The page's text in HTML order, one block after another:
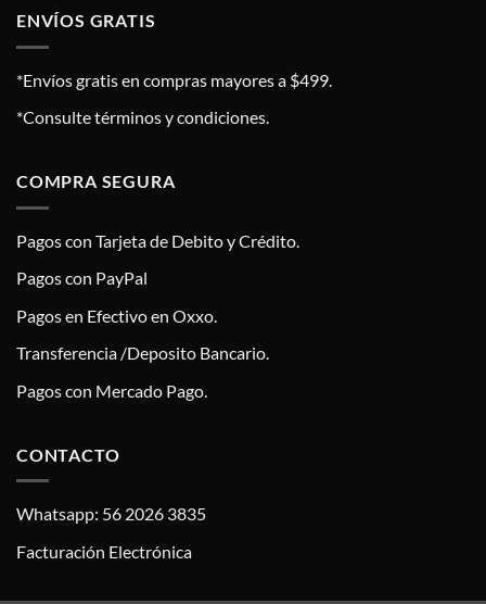
ENVÍOS GRATIS
*Envíos gratis en compras mayores a $499.
*Consulte términos y condiciones.
COMPRA SEGURA
Pagos con Tarjeta de Debito y Crédito.
Pagos con PayPal
Pagos en Efectivo en Oxxo.
Transferencia /Deposito Bancario.
Pagos con Mercado Pago.
CONTACTO
Whatsapp: 56 2026 3835
Facturación Electrónica